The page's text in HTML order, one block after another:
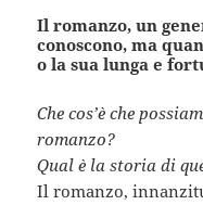
Il romanzo, un
conoscono, ma
o la sua lunga e
Che cos’è che
romanzo?
Qual è la storia di
Il romanzo,